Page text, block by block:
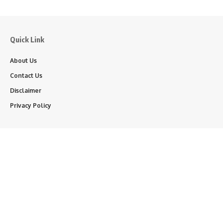
Quick Link
About Us
Contact Us
Disclaimer
Privacy Policy